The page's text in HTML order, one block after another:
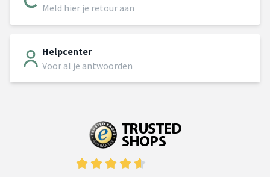
Meld hier je retour aan
Helpcenter
Voor al je antwoorden